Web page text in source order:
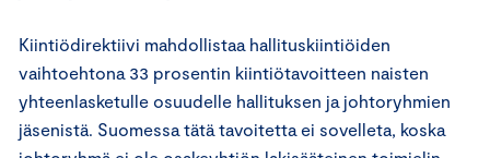
Kiintiödirektiivi mahdollistaa hallituskiintiöiden
vaihtoehtona 33 prosentin kiintiötavoitteen naisten
yhteenlasketulle osuudelle hallituksen ja johtoryhmien
jäsenistä. Suomessa tätä tavoitetta ei sovelleta, koska